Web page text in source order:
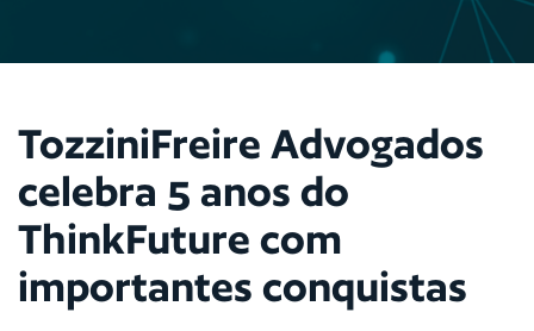
TozziniFreire Advogados
celebra 5 anos do
ThinkFuture com
importantes conquistas